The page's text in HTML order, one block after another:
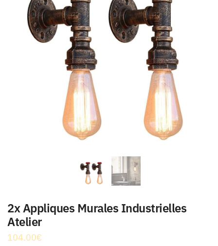
2x Appliques Murales Industrielles
Atelier
104.00€